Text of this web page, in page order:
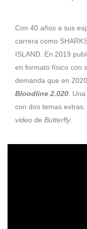
Con 40 años a sus
carrera como
ISLAND. En 2019
en formato físico con
demanda que en
Bloodline 2.020 .
con dos temas
video de Butterfly.